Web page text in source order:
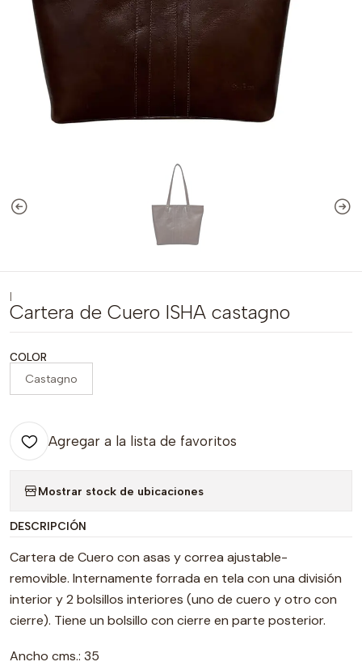
Cartera de Cuero ISHA castagno
COLOR
Castagno
Agregar a la lista de favoritos
Mostrar stock de ubicaciones
DESCRIPCIÓN
Cartera de Cuero con asas y correa ajustable-
removible. Internamente forrada en tela con una división
interior y 2 bolsillos interiores (uno de cuero y otro con
cierre). Tiene un bolsillo con cierre en parte posterior.
Ancho cms.: 35